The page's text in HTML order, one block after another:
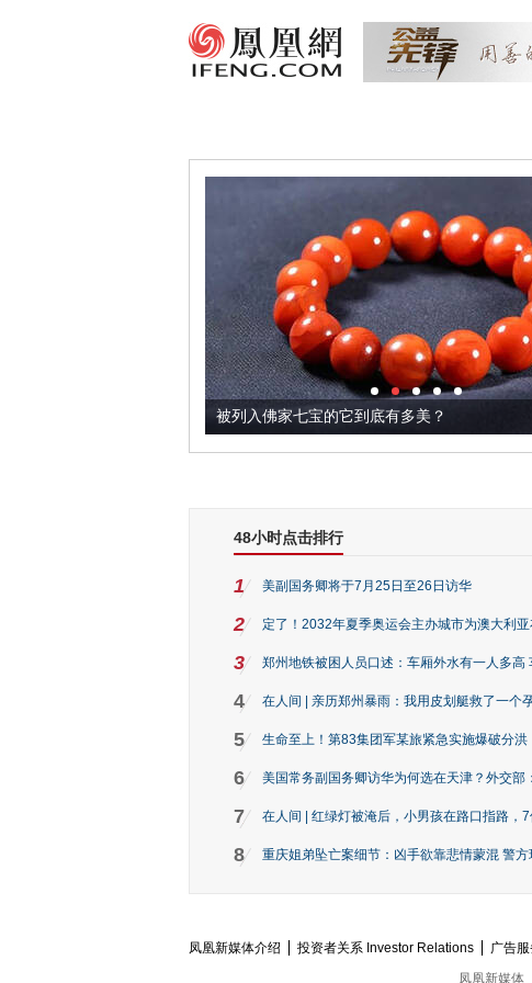
被列入佛家七宝的它到底有多美？
48小时点击排行
1 美副国务卿将于7月25日至26日访华
2 定了！2032年夏季奥运会主办城市为澳大利
3 郑州地铁被困人员口述：车厢外水有一人多高
4 在人间 | 亲历郑州暴雨：我用皮划艇救了一个
5 生命至上！第83集团军某旅紧急实施爆破分洪
6 美国常务副国务卿访华为何选在天津？外交部
7 在人间 | 红绿灯被淹后，小男孩在路口指路，
8 重庆姐弟坠亡案细节：凶手欲靠悲情蒙混 警
凤凰新媒体介绍 投资者关系 Investor Relations 广告
凤凰新媒体